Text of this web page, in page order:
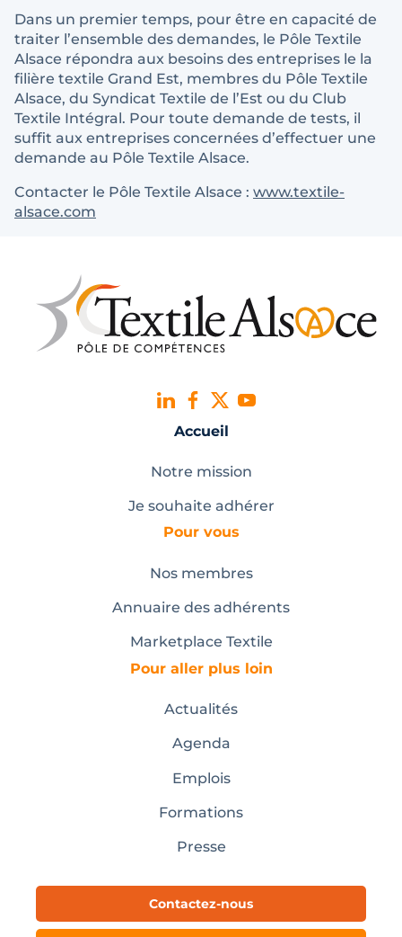
Dans un premier temps, pour être en capacité de
traiter l’ensemble des demandes, le Pôle Textile
Alsace répondra aux besoins des entreprises le la
filière textile Grand Est, membres du Pôle Textile
Alsace, du Syndicat Textile de l’Est ou du Club
Textile Intégral. Pour toute demande de tests, il
suffit aux entreprises concernées d’effectuer une
demande au Pôle Textile Alsace.
Contacter le Pôle Textile Alsace : www.textile-
alsace.com
Accueil
Notre mission
Je souhaite adhérer
Pour vous
Nos membres
Annuaire des adhérents
Marketplace Textile
Pour aller plus loin
Actualités
Agenda
Emplois
Formations
Presse
Contactez-nous